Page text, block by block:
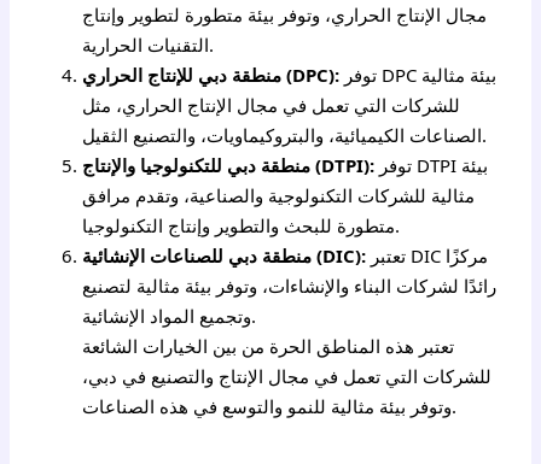
مجال الإنتاج الحراري، وتوفر بيئة متطورة لتطوير وإنتاج
التقنيات الحرارية.
منطقة دبي للإنتاج الحراري (DPC):
للشركات التي تعمل في مجال الإنتاج الحراري، مثل
الصناعات الكيميائية، والبتروكيماويات، والتصنيع الثقيل.
منطقة دبي للتكنولوجيا والإنتاج (DTPI):
مثالية للشركات التكنولوجية والصناعية، وتقدم مرافق
متطورة للبحث والتطوير وإنتاج التكنولوجيا.
منطقة دبي للصناعات الإنشائية (DIC):
رائدًا لشركات البناء والإنشاءات، وتوفر بيئة مثالية لتصنيع
وتجميع المواد الإنشائية.
تعتبر هذه المناطق الحرة من بين الخيارات الشائعة
للشركات التي تعمل في مجال الإنتاج والتصنيع في دبي،
وتوفر بيئة مثالية للنمو والتوسع في هذه الصناعات.